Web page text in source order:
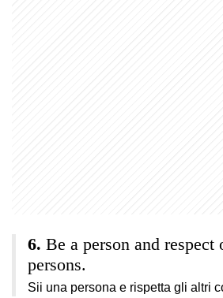
Be a person and respect
persons.
Sii una persona e rispetta gli altri